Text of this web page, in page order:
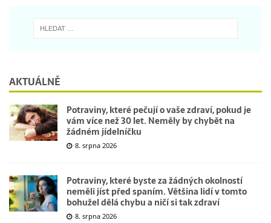
AKTUÁLNĚ
Potraviny, které pečují o vaše zdraví, pokud je
vám více než 30 let. Neměly by chybět na
žádném jídelníčku
8. srpna 2026
Potraviny, které byste za žádných okolností
neměli jíst před spaním. Většina lidí v tomto
bohužel dělá chybu a ničí si tak zdraví
8. srpna 2026